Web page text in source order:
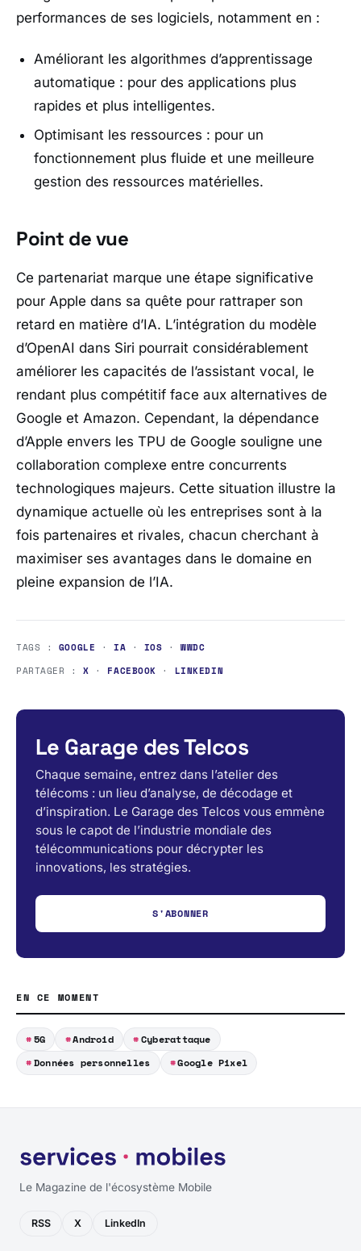
performances de ses logiciels, notamment en :
Améliorant les algorithmes d’apprentissage
automatique : pour des applications plus
rapides et plus intelligentes.
Optimisant les ressources : pour un
fonctionnement plus fluide et une meilleure
gestion des ressources matérielles.
Point de vue
Ce partenariat marque une étape significative
pour Apple dans sa quête pour rattraper son
retard en matière d’IA. L’intégration du modèle
d’OpenAI dans Siri pourrait considérablement
améliorer les capacités de l’assistant vocal, le
rendant plus compétitif face aux alternatives de
Google et Amazon. Cependant, la dépendance
d’Apple envers les TPU de Google souligne une
collaboration complexe entre concurrents
technologiques majeurs. Cette situation illustre la
dynamique actuelle où les entreprises sont à la
fois partenaires et rivales, chacun cherchant à
maximiser ses avantages dans le domaine en
pleine expansion de l’IA.
TAGS : GOOGLE · IA · IOS ·WWDC
PARTAGER :X · FACEBOOK · LINKEDIN
Le Garage des Telcos
Chaque semaine, entrez dans l’atelier des
télécoms : un lieu d’analyse, de décodage et
d’inspiration. Le Garage des Telcos vous emmène
sous le capot de l’industrie mondiale des
télécommunications pour décrypter les
innovations, les stratégies.
S'ABONNER
EN CE MOMENT
5G Android
Cyberattaque
Données personnelles
Google Pixel
Le Magazine de l'écosystème Mobile
RSS X LinkedIn